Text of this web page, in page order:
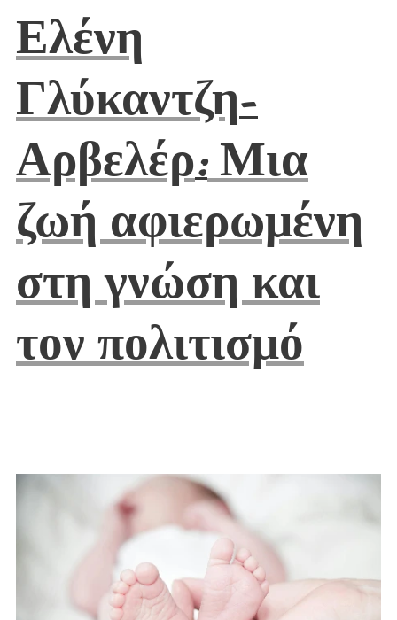
Ελένη
Γλύκαντζη-
Αρβελέρ:Μια
ζωή αφιερωμένη
στη γνώση και
τον πολιτισμό